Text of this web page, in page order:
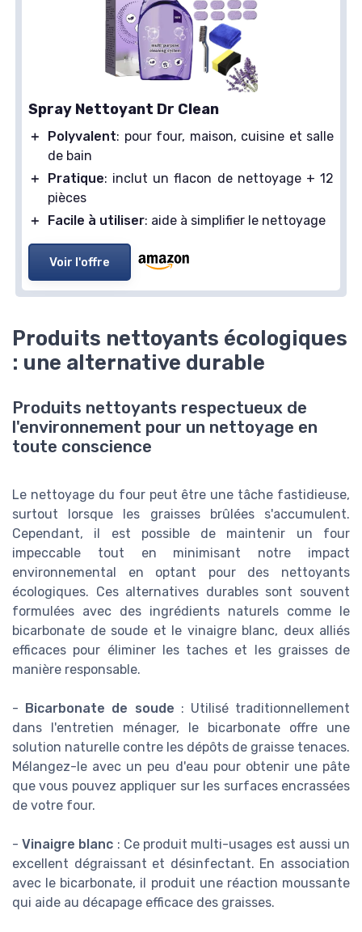
Spray Nettoyant Dr Clean
＋ Polyvalent: pour four, maison, cuisine et salle
de bain
＋
Pratique: inclut un flacon de nettoyage + 12
pièces
＋
Facile à utiliser: aide à simplifier le nettoyage
Voir l'offre
Produits nettoyants écologiques
: une alternative durable
Produits nettoyants respectueux de
l'environnement pour un nettoyage en
toute conscience
Le nettoyage du four peut être une tâche fastidieuse,
surtout lorsque les graisses brûlées s'accumulent.
Cependant, il est possible de maintenir un four
impeccable tout en minimisant notre impact
environnemental en optant pour des nettoyants
écologiques. Ces alternatives durables sont souvent
formulées avec des ingrédients naturels comme le
bicarbonate de soude et le vinaigre blanc, deux alliés
efficaces pour éliminer les taches et les graisses de
manière responsable.
- Bicarbonate de soude : Utilisé traditionnellement
dans l'entretien ménager, le bicarbonate offre une
solution naturelle contre les dépôts de graisse tenaces.
Mélangez-le avec un peu d'eau pour obtenir une pâte
que vous pouvez appliquer sur les surfaces encrassées
de votre four.
-Vinaigre blanc : Ce produit multi-usages est aussi un
excellent dégraissant et désinfectant. En association
avec le bicarbonate, il produit une réaction moussante
qui aide au décapage efficace des graisses.